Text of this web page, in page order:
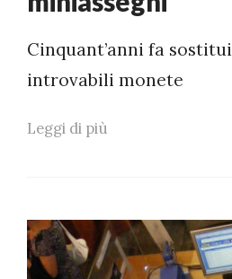
Cinquant’anni fa
introvabili monete
Leggi di più